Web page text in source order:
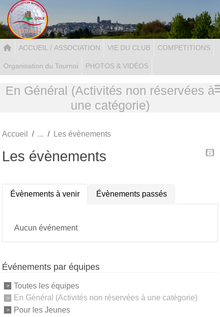
ACCUEIL / ASSOCIATION VIE DU CLUB COMPETITIONS
Organisation du Tournoi PHOTOS & VIDÉOS
En Général (Activités non réservées à
une catégorie)
Accueil Les évènements
Les évènements
Évènements à venir Évènements passés
Aucun événement
Événements par équipes
Toutes les équipes
En Général (Activités non réservées à une catégorie)
Pour les Jeunes
Panneau de gestion des cookies